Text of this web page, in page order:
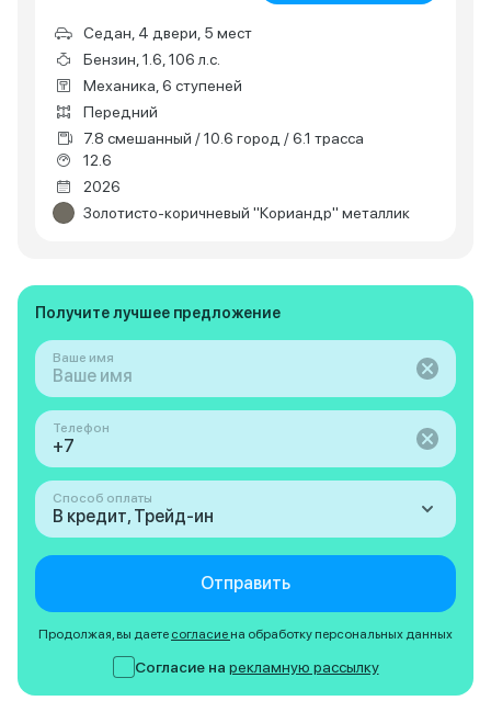
Седан, 4 двери, 5 мест
Бензин, 1.6, 106 л.с.
Механика, 6 ступеней
Передний
7.8 смешанный / 10.6 город / 6.1 трасса
12.6
2026
Золотисто-коричневый "Кориандр" металлик
Получите лучшее предложение
Ваше имя
Телефон
Способ оплаты
В кредит, Трейд-ин
Отправить
Продолжая, вы даете согласие на обработку персональных данных
Согласие на рекламную рассылку